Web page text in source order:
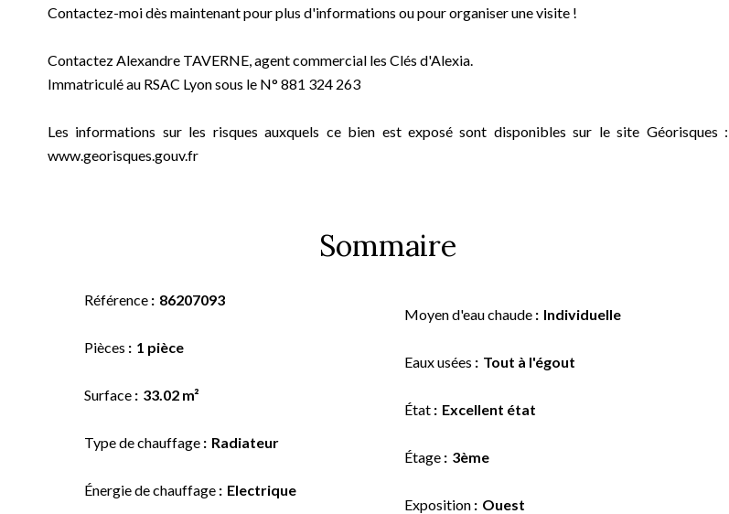
Contactez-moi dès maintenant pour plus d'informations ou pour organiser une visite !
Contactez Alexandre TAVERNE, agent commercial les Clés d'Alexia.
Immatriculé au RSAC Lyon sous le N° 881 324 263
Les informations sur les risques auxquels ce bien est exposé sont disponibles sur le site Géorisques :
www.georisques.gouv.fr
Sommaire
Référence 86207093
Pièces 1 pièce
Surface 33.02 m²
Type de chauffage Radiateur
Énergie de chauffage Electrique
Moyen d'eau chaude Individuelle
Eaux usées Tout à l'égout
État Excellent état
Étage 3ème
Exposition Ouest